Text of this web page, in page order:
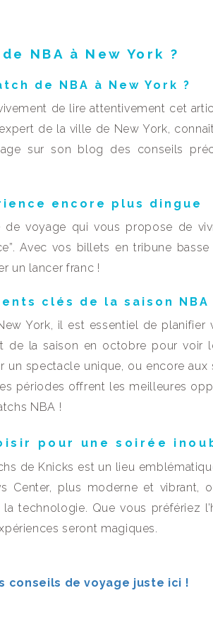
NBA à New York ?
de NBA à New York ?
de lire attentivement cet
de la ville de New York,
sur son blog des conseils
encore plus dingue
voyage qui vous propose de
Avec vos billets en tribune
un lancer franc !
clés de la saison NBA
York, il est essentiel de planifier
de la saison en octobre pour voir
spectacle unique, ou encore aux
périodes offrent les meilleures
NBA !
pour une soirée
de Knicks est un lieu
Center, plus moderne et vibrant,
technologie. Que vous préfériez
seront magiques.
conseils de voyage juste ici !